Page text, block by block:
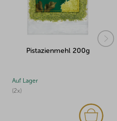
Pistazienmehl 500g
Auf Lager